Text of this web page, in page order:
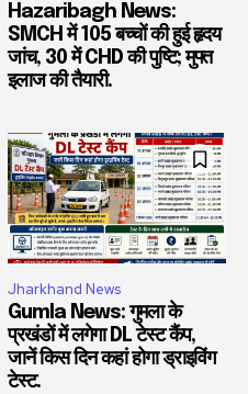
Hazaribagh News:
SMCH में 105 बच्चों की हुई हृदय
जांच, 30 में CHD की पुष्टि; मुफ्त
इलाज की तैयारी.
Jharkhand News
Gumla News: गुमला के
प्रखंडों में लगेगा DL टेस्ट कैंप,
जानें किस दिन कहां होगा ड्राइविंग
टेस्ट.